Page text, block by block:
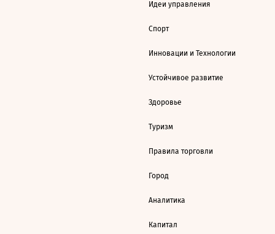
Идеи управления
Спорт
Инновации и Технологии
Устойчивое развитие
Здоровье
Туризм
Правила торговли
Город
Аналитика
Капитал